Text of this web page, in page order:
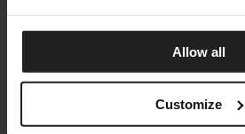
Allow all
Customize
TALENTI